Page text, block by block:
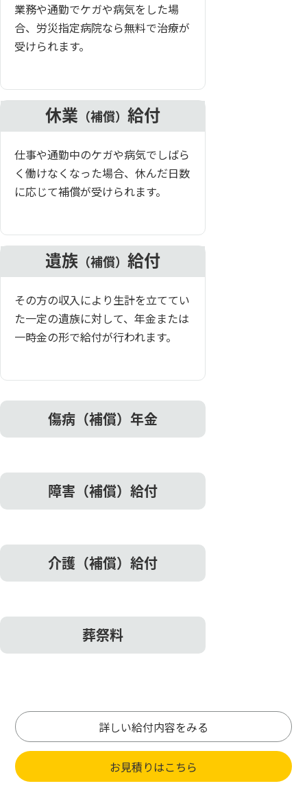
業務や通勤でケガや病気をした場
合、労災指定病院なら無料で治療が
受けられます。
休業 （補償） 給付
仕事や通勤中のケガや病気でしばら
く働けなくなった場合、休んだ日数
に応じて補償が受けられます。
遺族 （補償） 給付
その方の収入により生計を立ててい
た一定の遺族に対して、年金または
一時金の形で給付が行われます。
傷病（補償）年金
障害（補償）給付
介護（補償）給付
葬祭料
詳しい給付内容をみる
お見積りはこちら